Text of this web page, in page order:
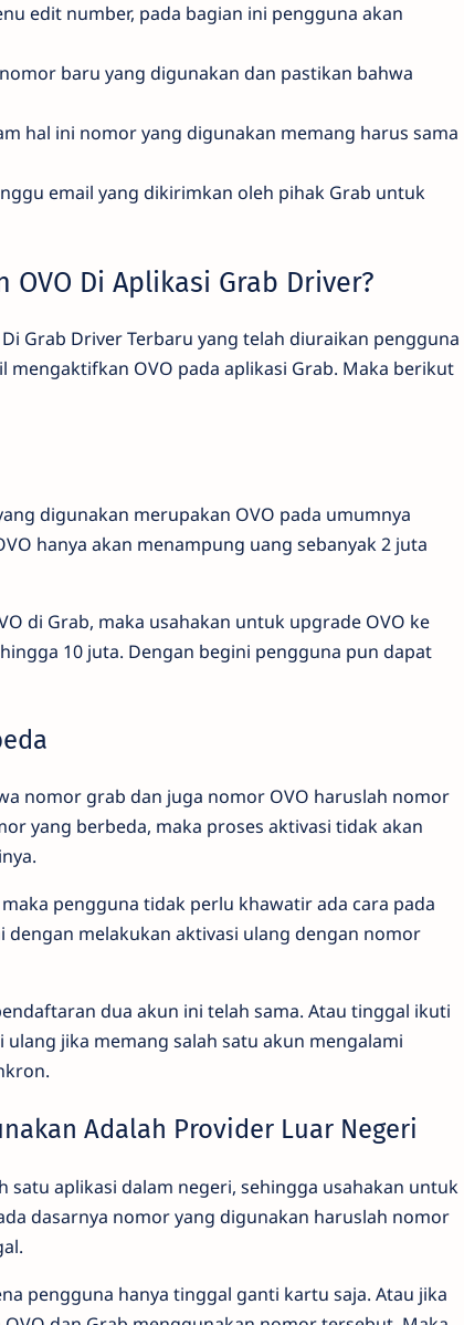
edit number, pada bagian ini pengguna akan
baru yang digunakan dan pastikan bahwa
hal ini nomor yang digunakan memang harus sama
email yang dikirimkan oleh pihak Grab untuk
Di Aplikasi Grab Driver?
Grab Driver Terbaru yang telah diuraikan pengguna
OVO pada aplikasi Grab. Maka berikut
digunakan merupakan OVO pada umumnya
hanya akan menampung uang sebanyak 2 juta
di Grab, maka usahakan untuk upgrade OVO ke
10 juta. Dengan begini pengguna pun dapat
nomor grab dan juga nomor OVO haruslah nomor
yang berbeda, maka proses aktivasi tidak akan
pengguna tidak perlu khawatir ada cara pada
dengan melakukan aktivasi ulang dengan nomor
dua akun ini telah sama. Atau tinggal ikuti
jika memang salah satu akun mengalami
Adalah Provider Luar Negeri
satu aplikasi dalam negeri, sehingga usahakan untuk
dasarnya nomor yang digunakan haruslah nomor
pengguna hanya tinggal ganti kartu saja. Atau jika